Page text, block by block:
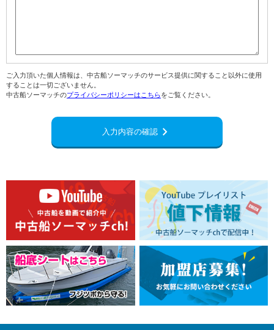
ご入力頂いた個人情報は、中古船ソーマッチのサービス提供に関すること以外に使用
することは一切ございません。
中古船ソーマッチのプライバシーポリシーはこちらをご覧ください。
入力内容の確認navigate_next